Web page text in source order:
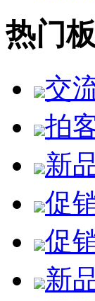
热门
交
拍
新
促
促
新